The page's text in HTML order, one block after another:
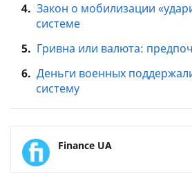
4. Закон о мобилизации
системе
5. Гривна или валюта:
6. Деньги военных
систему
Finance UA